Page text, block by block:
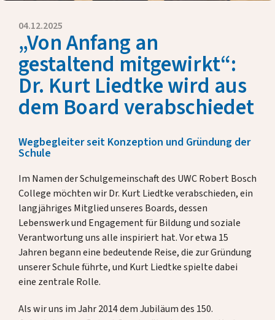
Presse
Jahresberichte
Briefe unserer Rektorin
Fördern & Unterstützen
Über uns
Alumni
Gastfamilien
Kontakt
Spenden
04.12.2025
„Von Anfang an
gestaltend mitgewirkt“:
Dr. Kurt Liedtke wird aus
dem Board verabschiedet
Wegbegleiter seit Konzeption und Gründung der
Schule
Im Namen der Schulgemeinschaft des UWC Robert Bosch
College möchten wir Dr. Kurt Liedtke verabschieden, ein
langjähriges Mitglied unseres Boards, dessen
Lebenswerk und Engagement für Bildung und soziale
Verantwortung uns alle inspiriert hat. Vor etwa 15
Jahren begann eine bedeutende Reise, die zur Gründung
unserer Schule führte, und Kurt Liedtke spielte dabei
eine zentrale Rolle.
Als wir uns im Jahr 2014 dem Jubiläum des 150.